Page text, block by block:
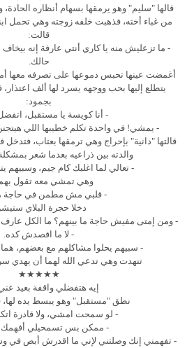
قالها "سليم" وهو يرمقها بسهام أنظاره
من غباء أخته، فذهبت خلفه زوجته وهي تحمل
قالت:
- ما تزعليش منه يا كاري أنتي عارفة إنه بيخاف
حالك.
أغمضت عينها تحبس دموعها على تصرفه معها
يتطلع إليها بحب ووجهه يسرد لها ألف
بجمود:
- أنا كويسة يا مستقبل،
- يمشي! في واحدة تكلم خطيبها اللي
قالتها "دانية" بإحراج وهي ترمقها بعتاب،
والدته بين ذراعيه بعدما شعر
- تعالي لما اغلبك كام جيم، وسبيهم
وهي تمشي معه تقول
- قلبي مش مطمن في حاجة
دخلا حجرة البلاي
- ومن إمتى مفيش حاجة ما بينهم؟ ما الكل
- لا ما اقصدش كده.
- سبيهم يحلوا مشاكلهم مع بعضهم،
تنهدت وهي تدعي الله لهما أن يهدي
★★★★★
إيه هتفضلي واقفة بعيد
نطق "مستقبل" وهو يبسط يده لها،
- لو سمحت امشي، ولا قادرة
- ممكن بس تسمحيلي
- تفهمني إنك وصلتني لإني ما اقدرش أبص في